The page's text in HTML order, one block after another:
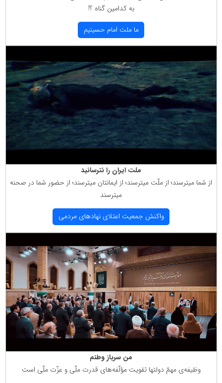
به كدامین گناه ؟!
ما ملت امام حسینیم
ملت ایران را نترسانید
از شما میترسند؛ از ملّت میترسند؛ از ایمانتان میترسند؛ از حضور شما در صحنه
میترسند
واكنش جمعیت اعتلای نهادهای مردمی
من سرباز وطنم
وظیفه‌ی مهمّ دولتها تقویت مؤلّفه‌های قدرت ملّی و عزّت ملّی است